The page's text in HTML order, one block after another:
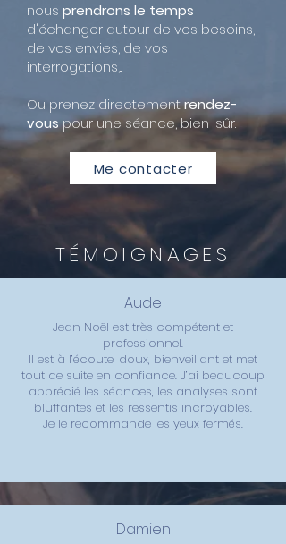
nous prendrons le temps
d'échanger autour de vos besoins,
de vos envies, de vos
interrogations,...
Ou prenez directementrendez-
vouspour une séance, bien-sûr.
Me contacter
TÉMOIGNAGES
Aude
Jean Noël est très compétent et
professionnel.
Il est à l’écoute, doux, bienveillant et met
tout de suite en confiance. J’ai beaucoup
apprécié les séances, les analyses sont
bluffantes et les ressentis incroyables.
Je le recommande les yeux fermés.
Damien